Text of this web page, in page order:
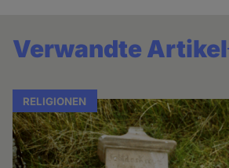
Verwandte Artikel
RELIGIONEN